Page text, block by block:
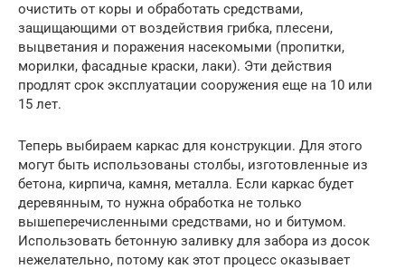
очистить от коры и обработать средствами,
защищающими от воздействия грибка, плесени,
выцветания и поражения насекомыми (пропитки,
морилки, фасадные краски, лаки). Эти действия
продлят срок эксплуатации сооружения еще на 10 или
15 лет.
Теперь выбираем каркас для конструкции. Для этого
могут быть использованы столбы, изготовленные из
бетона, кирпича, камня, металла. Если каркас будет
деревянным, то нужна обработка не только
вышеперечисленными средствами, но и битумом.
Использовать бетонную заливку для забора из досок
нежелательно, потому как этот процесс оказывает